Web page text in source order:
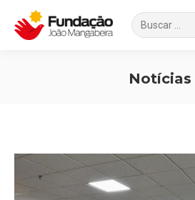
Search:
Notícias